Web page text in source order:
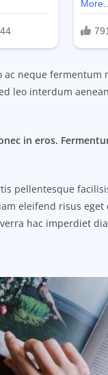
neque fermentum
leo interdum
in eros.
pellentesque
eleifend risus eget
hac imperdiet